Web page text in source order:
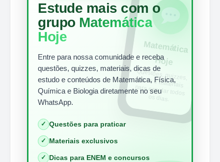
Estude mais com o
grupo Matemática
Hoje
Entre para nossa comunidade e receba
questões, quizzes, materiais, dicas de
estudo e conteúdos de Matemática, Física,
Química e Biologia diretamente no seu
WhatsApp.
✓ Questões para praticar
✓ Materiais exclusivos
✓ Dicas para ENEM e concursos
Matem
ática
Hoje
Questões, quizzes,
dicas e materiais
para estudar todos
os dias.